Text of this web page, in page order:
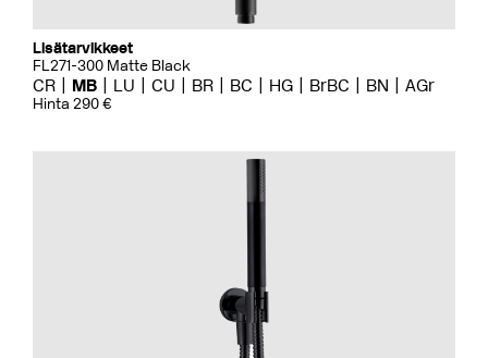
Lisätarvikkeet
FL271-300 Matte Black
CR MB LU CU BR BC HG BrBC BN AGr
Hinta 290 €